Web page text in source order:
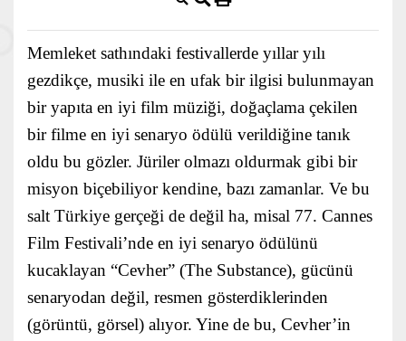
Memleket sathındaki festivallerde yıllar yılı
gezdikçe, musiki ile en ufak bir ilgisi bulunmayan
bir yapıta en iyi film müziği, doğaçlama çekilen
bir filme en iyi senaryo ödülü verildiğine tanık
oldu bu gözler. Jüriler olmazı oldurmak gibi bir
misyon biçebiliyor kendine, bazı zamanlar. Ve bu
salt Türkiye gerçeği de değil ha, misal 77. Cannes
Film Festivali’nde en iyi senaryo ödülünü
kucaklayan “Cevher” (The Substance), gücünü
senaryodan değil, resmen gösterdiklerinden
(görüntü, görsel) alıyor. Yine de bu, Cevher’in